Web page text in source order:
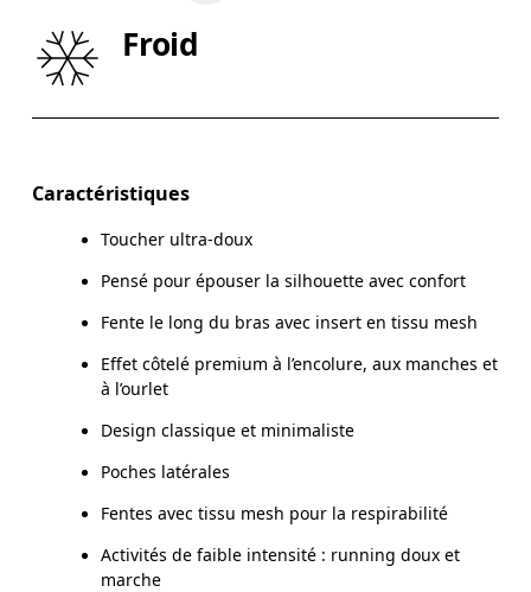
HANCHE
Comment se mesurer
Froid
Caractéristiques
Toucher ultra-doux
Pensé pour épouser la silhouette avec confort
Fente le long du bras avec insert en tissu mesh
Effet côtelé premium à l’encolure, aux manches et
à l’ourlet
Design classique et minimaliste
Poches latérales
Fentes avec tissu mesh pour la respirabilité
Activités de faible intensité : running doux et
marche